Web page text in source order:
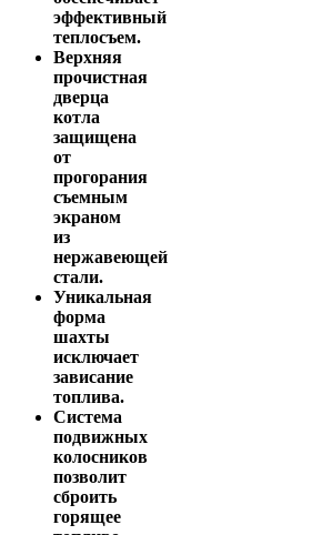
эффективный
теплосъем.
Верхняя
прочистная
дверца
котла
защищена
от
прогорания
съемным
экраном
из
нержавеющей
стали.
Уникальная
форма
шахты
исключает
зависание
топлива.
Система
подвижных
колосников
позволит
сброить
горящее